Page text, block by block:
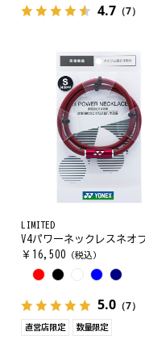
4.7 （7）
LIMITED
￥ 16,500 （税込）
5.0 （7）
直営店限定 数量限定